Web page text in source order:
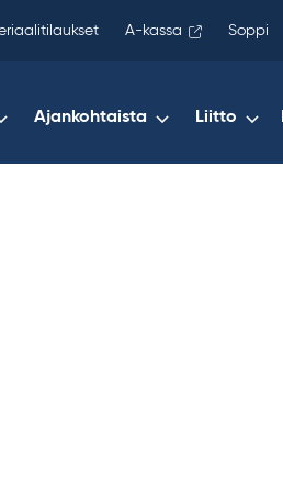
A-kassa Soppi
Ajankohtaista Liitto